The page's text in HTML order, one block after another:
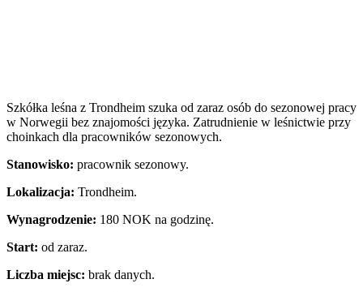
Szkółka leśna z Trondheim szuka od zaraz osób do sezonowej pracy
w Norwegii bez znajomości języka. Zatrudnienie w leśnictwie przy
choinkach dla pracowników sezonowych.
Stanowisko: pracownik sezonowy.
Lokalizacja: Trondheim.
Wynagrodzenie: 180 NOK na godzinę.
Start: od zaraz.
Liczba miejsc: brak danych.